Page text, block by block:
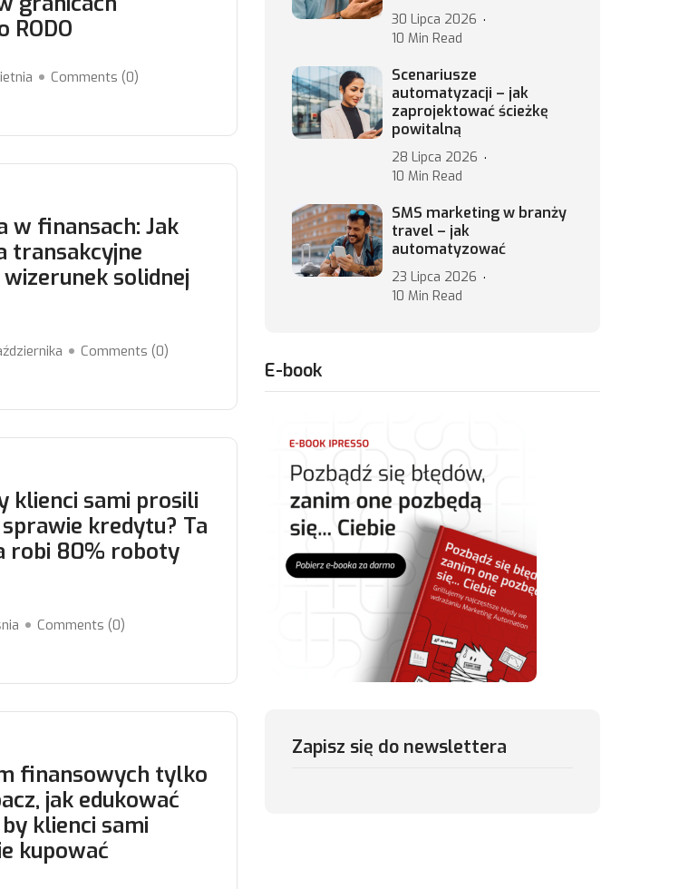
Comments (0)
w finansach: Jak
transakcyjne
solidnej
Comments (0)
klienci sami prosili
kredytu? Ta
robi 80% roboty
Comments (0)
finansowych tylko
jak edukować
klienci sami
kupować
30 Lipca 2026
10 Min Read
Scenariusze
automatyzacji – jak
zaprojektować ścieżkę
powitalną
28 Lipca 2026
10 Min Read
SMS marketing w branży
travel – jak
automatyzować
23 Lipca 2026
10 Min Read
E-book
Zapisz się do newslettera